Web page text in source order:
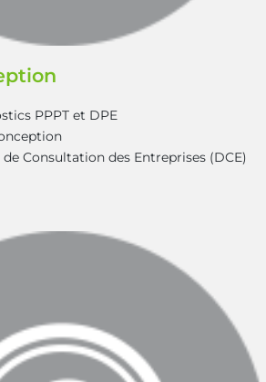
PPPT et DPE
Consultation des Entreprises (DCE)